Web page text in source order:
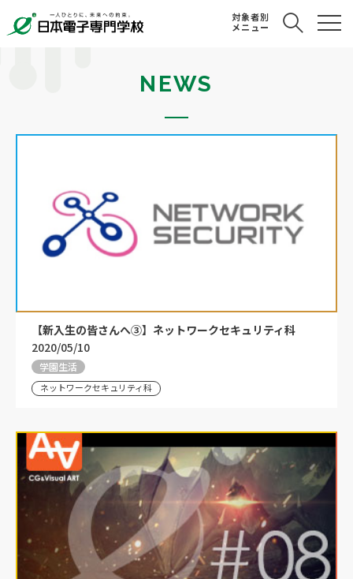
対象者別
メニュー
NEWS
【新入生の皆さんへ③】ネットワークセキュリティ科
2020/05/10
学園生活
ネットワークセキュリティ科